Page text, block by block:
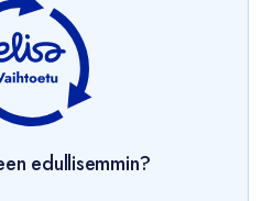
edullisemmin?